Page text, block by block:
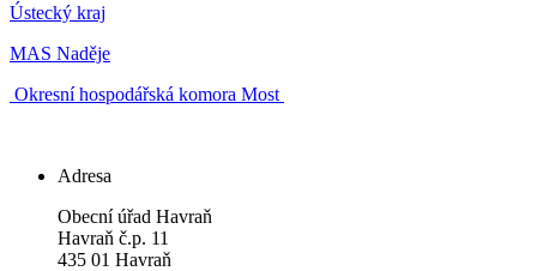
Ústecký kraj
MAS Naděje
Okresní hospodářská komora Most
Adresa
Obecní úřad Havraň
Havraň č.p. 11
435 01 Havraň